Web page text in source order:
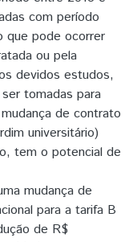
com período
que pode ocorrer
ou pela
devidos estudos,
tomadas para
de contrato
universitário)
tem o potencial de
mudança de
para a tarifa B
de R$